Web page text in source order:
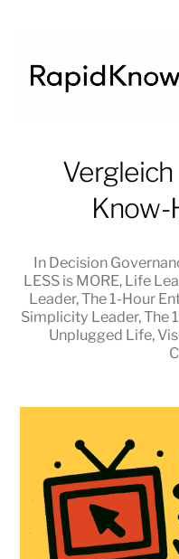
RapidKnowHow
DECISION
™
Know-
In Decision
LESS is MORE, Life
Leader,The 1-Hour
Simplicity Leader,The
Unplugged Life,